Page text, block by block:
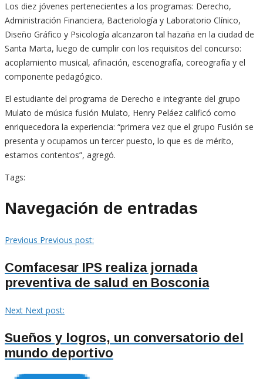
Los diez jóvenes pertenecientes a los programas: Derecho,
Administración Financiera, Bacteriología y Laboratorio Clínico,
Diseño Gráfico y Psicología alcanzaron tal hazaña en la ciudad de
Santa Marta, luego de cumplir con los requisitos del concurso:
acoplamiento musical, afinación, escenografía, coreografía y el
componente pedagógico.
El estudiante del programa de Derecho e integrante del grupo
Mulato de música fusión Mulato, Henry Peláez calificó como
enriquecedora la experiencia: “primera vez que el grupo Fusión se
presenta y ocupamos un tercer puesto, lo que es de mérito,
estamos contentos”, agregó.
Tags:
Navegación de entradas
Previous Previous post:
Comfacesar IPS realiza jornada
preventiva de salud en Bosconia
Next Next post:
Sueños y logros, un conversatorio del
mundo deportivo